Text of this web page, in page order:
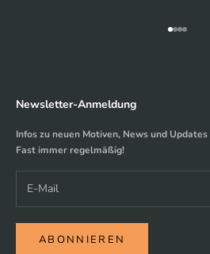
Gehe zu
Gehe
Gehe
Gehe
Newsletter-Anmeldung
Infos zu neuen Motiven, News und
Fast immer regelmäßig!
ABONNIEREN